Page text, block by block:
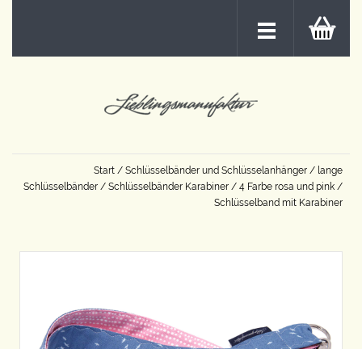
Start / Schlüsselbänder und Schlüsselanhänger / lange
Schlüsselbänder / Schlüsselbänder Karabiner / 4 Farbe rosa und pink /
Schlüsselband mit Karabiner